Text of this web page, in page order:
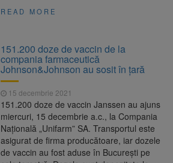
READ MORE
151.200 doze de vaccin de la
compania farmaceutică
Johnson&Johnson au sosit în țară
15 decembrie 2021
151.200 doze de vaccin Janssen au ajuns
miercuri, 15 decembrie a.c., la Compania
Națională „Unifarm” SA. Transportul este
asigurat de firma producătoare, iar dozele
de vaccin au fost aduse în București pe